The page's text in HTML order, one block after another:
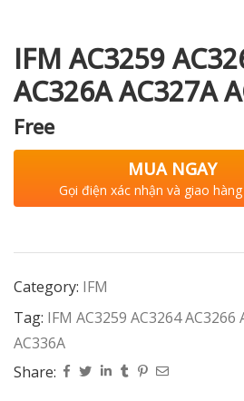
IFM AC3259
AC326A AC327A
Free
MUA NGAY
Gọi điện xác nhận và giao
Category: IFM
Tag: IFM AC3259 AC3264 AC3266
AC336A
Share: